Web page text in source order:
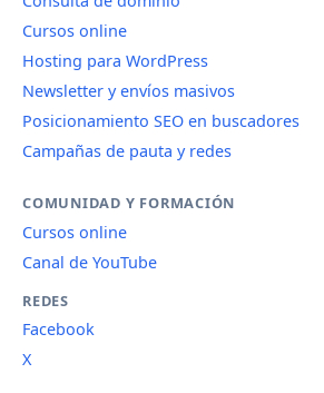
Cursos online
Hosting para WordPress
Newsletter y envíos masivos
Posicionamiento SEO en buscadores
Campañas de pauta y redes
COMUNIDAD Y FORMACIÓN
Cursos online
Canal de YouTube
REDES
Facebook
X